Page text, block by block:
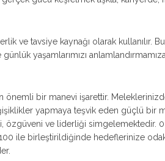
ve tavsiye kaynağı olarak kullanılır.
yaşamlarımızı
önemli bir manevi işarettir.
yapmaya teşvik eden güçlü bir
özgüveni ve liderliği simgelemektedir.
ile birleştirildiğinde hedeflerinize